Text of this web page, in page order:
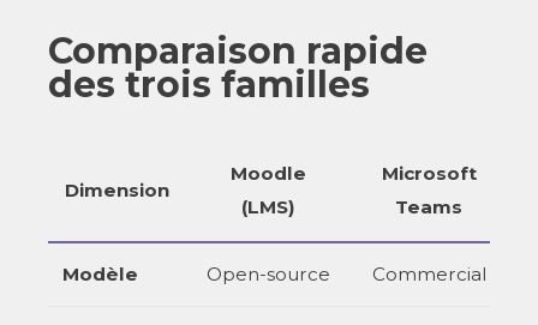
Comparaison rapide
des trois familles
Dimension
Moodle
(LMS)
Microsoft
Teams
Modèle Open-source Commercial